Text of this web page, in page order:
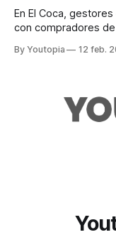
En El Coca,
con compradores
By Youtopia 12 feb.